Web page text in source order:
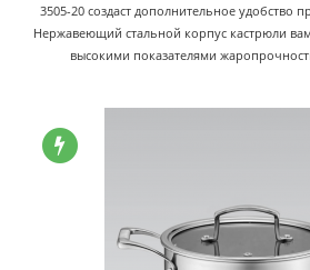
3505-20 создаст дополнительное удобство
Нержавеющий стальной корпус кастрюли
высокими показателями